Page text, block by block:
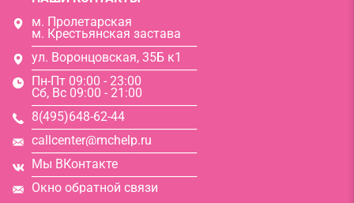
м. Пролетарская
м. Крестьянская застава
───────────────────
ул. Воронцовская, 35Б к1
───────────────────
Пн-Пт 09:00 - 23:00
Сб, Вс 09:00 - 21:00
───────────────────
8(495)648-62-44
───────────────────
callcenter@mchelp.ru
───────────────────
Мы ВКонтакте
───────────────────
Окно обратной связи